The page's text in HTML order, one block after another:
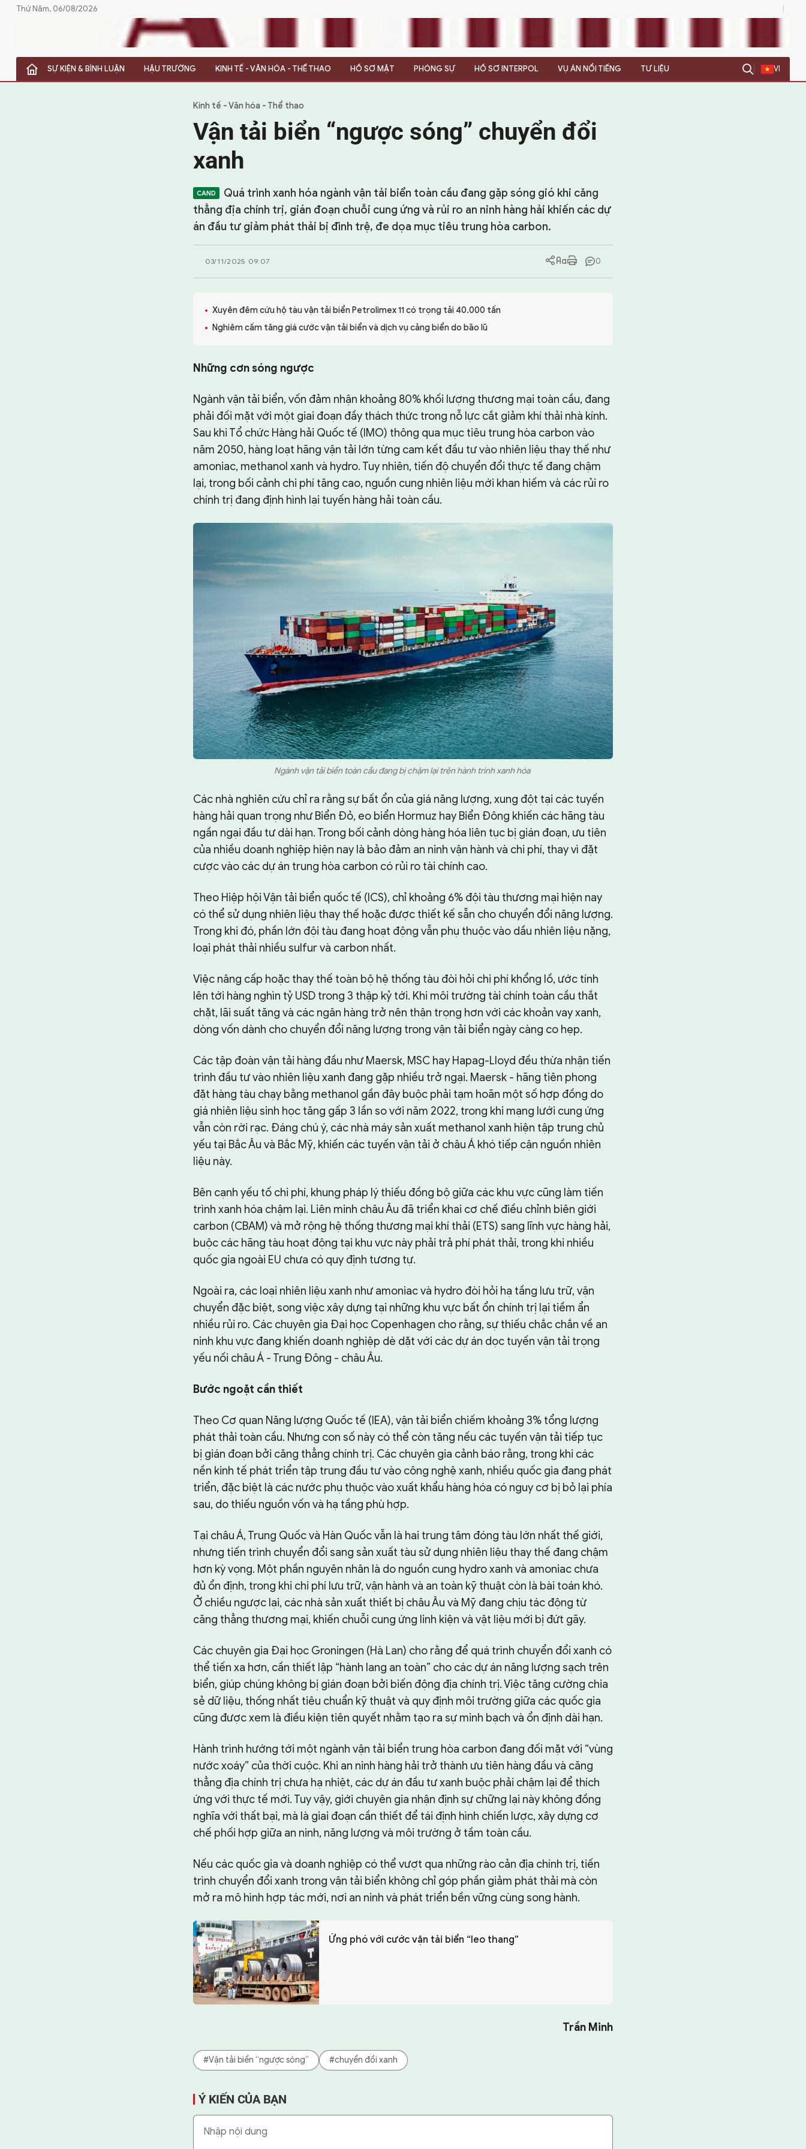
Thứ Năm, 06/08/2026
SỰ KIỆN & BÌNH LUẬN HẬU TRƯỜNG KINH TẾ - VĂN HÓA - THỂ THAO HỒ SƠ MẬT PHÓNG SỰ HỒ SƠ INTERPOL VỤ ÁN NỔI TIẾNG TƯ LIỆU VI
SỰ KIỆN & BÌNH LUẬN
Kinh tế - Văn hóa - Thể thao
Vận tải biển “ngược sóng” chuyển đổi
xanh
Quá trình xanh hóa ngành vận tải biển toàn cầu đang gặp sóng gió khi căng
thẳng địa chính trị, gián đoạn chuỗi cung ứng và rủi ro an ninh hàng hải khiến các dự
án đầu tư giảm phát thải bị đình trệ, đe dọa mục tiêu trung hòa carbon.
03/11/2025 09:07 0
Xuyên đêm cứu hộ tàu vận tải biển Petrolimex 11 có trọng tải 40.000 tấn
Nghiêm cấm tăng giá cước vận tải biển và dịch vụ cảng biển do bão lũ
Những cơn sóng ngược
Ngành vận tải biển, vốn đảm nhận khoảng 80% khối lượng thương mại toàn cầu, đang
phải đối mặt với một giai đoạn đầy thách thức trong nỗ lực cắt giảm khí thải nhà kính.
Sau khi Tổ chức Hàng hải Quốc tế (IMO) thông qua mục tiêu trung hòa carbon vào
năm 2050, hàng loạt hãng vận tải lớn từng cam kết đầu tư vào nhiên liệu thay thế như
amoniac, methanol xanh và hydro. Tuy nhiên, tiến độ chuyển đổi thực tế đang chậm
lại, trong bối cảnh chi phí tăng cao, nguồn cung nhiên liệu mới khan hiếm và các rủi ro
chính trị đang định hình lại tuyến hàng hải toàn cầu.
Ngành vận tải biển toàn cầu đang bị chậm lại trên hành trình xanh hóa
Các nhà nghiên cứu chỉ ra rằng sự bất ổn của giá năng lượng, xung đột tại các tuyến
hàng hải quan trọng như Biển Đỏ, eo biển Hormuz hay Biển Đông khiến các hãng tàu
ngần ngại đầu tư dài hạn. Trong bối cảnh dòng hàng hóa liên tục bị gián đoạn, ưu tiên
của nhiều doanh nghiệp hiện nay là bảo đảm an ninh vận hành và chi phí, thay vì đặt
cược vào các dự án trung hòa carbon có rủi ro tài chính cao.
Theo Hiệp hội Vận tải biển quốc tế (ICS), chỉ khoảng 6% đội tàu thương mại hiện nay
có thể sử dụng nhiên liệu thay thế hoặc được thiết kế sẵn cho chuyển đổi năng lượng.
Trong khi đó, phần lớn đội tàu đang hoạt động vẫn phụ thuộc vào dầu nhiên liệu nặng,
loại phát thải nhiều sulfur và carbon nhất.
Việc nâng cấp hoặc thay thế toàn bộ hệ thống tàu đòi hỏi chi phí khổng lồ, ước tính
lên tới hàng nghìn tỷ USD trong 3 thập kỷ tới. Khi môi trường tài chính toàn cầu thắt
chặt, lãi suất tăng và các ngân hàng trở nên thận trọng hơn với các khoản vay xanh,
dòng vốn dành cho chuyển đổi năng lượng trong vận tải biển ngày càng co hẹp.
Các tập đoàn vận tải hàng đầu như Maersk, MSC hay Hapag-Lloyd đều thừa nhận tiến
trình đầu tư vào nhiên liệu xanh đang gặp nhiều trở ngại. Maersk - hãng tiên phong
đặt hàng tàu chạy bằng methanol gần đây buộc phải tạm hoãn một số hợp đồng do
giá nhiên liệu sinh học tăng gấp 3 lần so với năm 2022, trong khi mạng lưới cung ứng
vẫn còn rời rạc. Đáng chú ý, các nhà máy sản xuất methanol xanh hiện tập trung chủ
yếu tại Bắc Âu và Bắc Mỹ, khiến các tuyến vận tải ở châu Á khó tiếp cận nguồn nhiên
liệu này.
Bên cạnh yếu tố chi phí, khung pháp lý thiếu đồng bộ giữa các khu vực cũng làm tiến
trình xanh hóa chậm lại. Liên minh châu Âu đã triển khai cơ chế điều chỉnh biên giới
carbon (CBAM) và mở rộng hệ thống thương mại khí thải (ETS) sang lĩnh vực hàng hải,
buộc các hãng tàu hoạt động tại khu vực này phải trả phí phát thải, trong khi nhiều
quốc gia ngoài EU chưa có quy định tương tự.
Ngoài ra, các loại nhiên liệu xanh như amoniac và hydro đòi hỏi hạ tầng lưu trữ, vận
chuyển đặc biệt, song việc xây dựng tại những khu vực bất ổn chính trị lại tiềm ẩn
nhiều rủi ro. Các chuyên gia Đại học Copenhagen cho rằng, sự thiếu chắc chắn về an
ninh khu vực đang khiến doanh nghiệp dè dặt với các dự án dọc tuyến vận tải trọng
yếu nối châu Á - Trung Đông - châu Âu.
Bước ngoặt cần thiết
Theo Cơ quan Năng lượng Quốc tế (IEA), vận tải biển chiếm khoảng 3% tổng lượng
phát thải toàn cầu. Nhưng con số này có thể còn tăng nếu các tuyến vận tải tiếp tục
bị gián đoạn bởi căng thẳng chính trị. Các chuyên gia cảnh báo rằng, trong khi các
nền kinh tế phát triển tập trung đầu tư vào công nghệ xanh, nhiều quốc gia đang phát
triển, đặc biệt là các nước phụ thuộc vào xuất khẩu hàng hóa có nguy cơ bị bỏ lại phía
sau, do thiếu nguồn vốn và hạ tầng phù hợp.
Tại châu Á, Trung Quốc và Hàn Quốc vẫn là hai trung tâm đóng tàu lớn nhất thế giới,
nhưng tiến trình chuyển đổi sang sản xuất tàu sử dụng nhiên liệu thay thế đang chậm
hơn kỳ vọng. Một phần nguyên nhân là do nguồn cung hydro xanh và amoniac chưa
đủ ổn định, trong khi chi phí lưu trữ, vận hành và an toàn kỹ thuật còn là bài toán khó.
Ở chiều ngược lại, các nhà sản xuất thiết bị châu Âu và Mỹ đang chịu tác động từ
căng thẳng thương mại, khiến chuỗi cung ứng linh kiện và vật liệu mới bị đứt gãy.
Các chuyên gia Đại học Groningen (Hà Lan) cho rằng để quá trình chuyển đổi xanh có
thể tiến xa hơn, cần thiết lập “hành lang an toàn” cho các dự án năng lượng sạch trên
biển, giúp chúng không bị gián đoạn bởi biến động địa chính trị. Việc tăng cường chia
sẻ dữ liệu, thống nhất tiêu chuẩn kỹ thuật và quy định môi trường giữa các quốc gia
cũng được xem là điều kiện tiên quyết nhằm tạo ra sự minh bạch và ổn định dài hạn.
Hành trình hướng tới một ngành vận tải biển trung hòa carbon đang đối mặt với “vùng
nước xoáy” của thời cuộc. Khi an ninh hàng hải trở thành ưu tiên hàng đầu và căng
thẳng địa chính trị chưa hạ nhiệt, các dự án đầu tư xanh buộc phải chậm lại để thích
ứng với thực tế mới. Tuy vậy, giới chuyên gia nhận định sự chững lại này không đồng
nghĩa với thất bại, mà là giai đoạn cần thiết để tái định hình chiến lược, xây dựng cơ
chế phối hợp giữa an ninh, năng lượng và môi trường ở tầm toàn cầu.
Nếu các quốc gia và doanh nghiệp có thể vượt qua những rào cản địa chính trị, tiến
trình chuyển đổi xanh trong vận tải biển không chỉ góp phần giảm phát thải mà còn
mở ra mô hình hợp tác mới, nơi an ninh và phát triển bền vững cùng song hành.
Ứng phó với cước vận tải biển “leo thang”
Trần Minh
#Vận tải biển “ngược sóng” #chuyển đổi xanh
Ý KIẾN CỦA BẠN